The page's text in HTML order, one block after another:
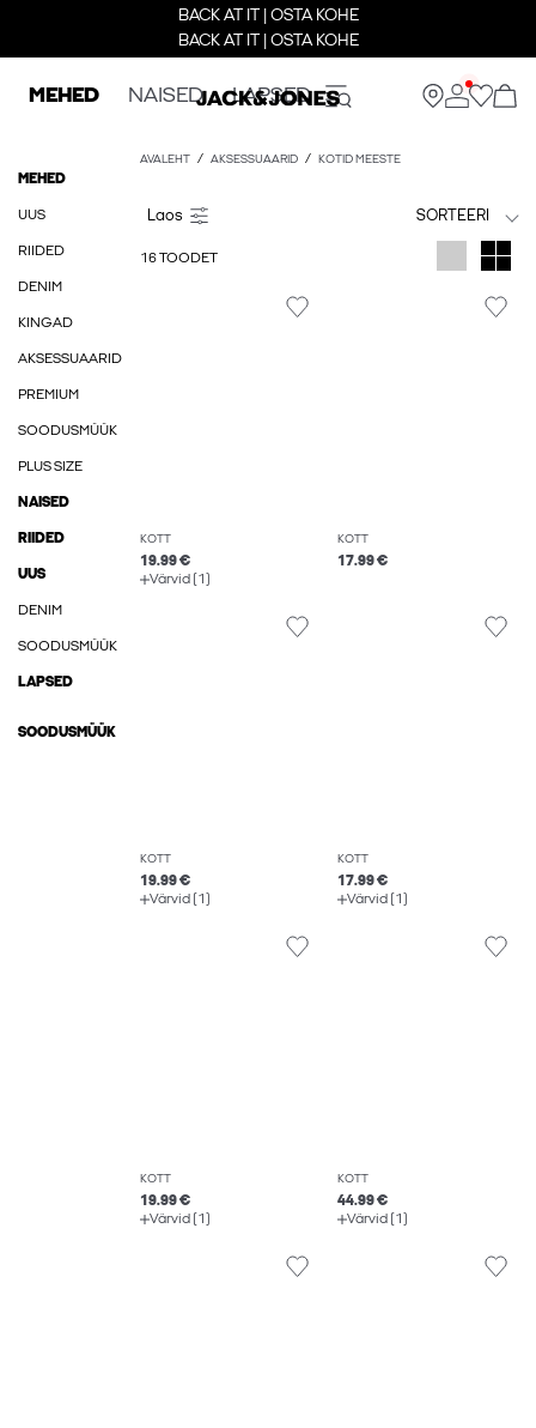
BACK AT IT | OSTA KOHE
BACK AT IT | OSTA KOHE
MEHED NAISED LAPSED
MEHED
UUS
RIIDED
DENIM
KINGAD
AKSESSUAARID
PREMIUM
SOODUSMÜÜK
PLUS SIZE
NAISED
RIIDED
UUS
DENIM
SOODUSMÜÜK
LAPSED
SOODUSMÜÜK
AVALEHT AKSESSUAARID KOTID MEESTE
SORTEERI
16 TOODET
KOTT
19.99 €
Värvid (1)
KOTT
17.99 €
KOTT
19.99 €
Värvid (1)
KOTT
17.99 €
Värvid (1)
KOTT
19.99 €
Värvid (1)
KOTT
44.99 €
Värvid (1)